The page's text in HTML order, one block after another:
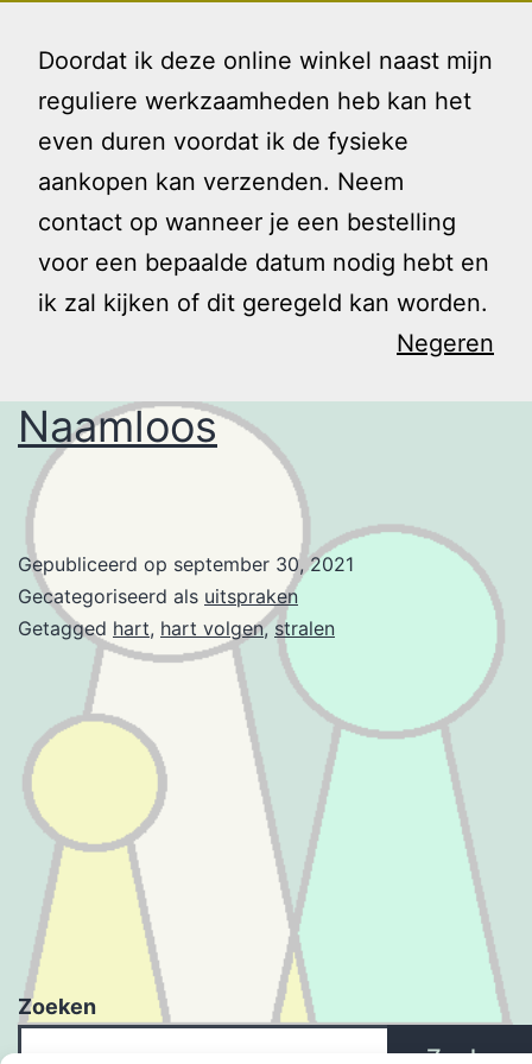
Doordat ik deze online winkel naast mijn
reguliere werkzaamheden heb kan het
even duren voordat ik de fysieke
aankopen kan verzenden. Neem
contact op wanneer je een bestelling
voor een bepaalde datum nodig hebt en
ik zal kijken of dit geregeld kan worden.
Negeren
naar
inhoud
Gezin
Tag:stralen
Naamloos
Gepubliceerd op september 30, 2021
Gecategoriseerd als uitspraken
Getagged hart, hart volgen,stralen
Zoeken